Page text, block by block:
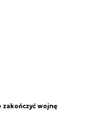
zakończyć wojnę